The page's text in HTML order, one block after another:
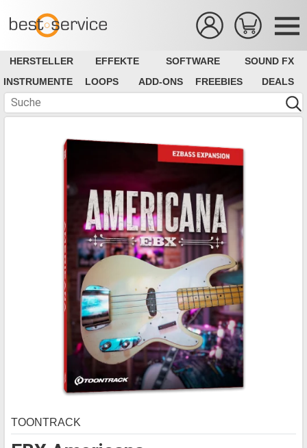
HERSTELLER EFFEKTE SOFTWARE
SOUND FX
INSTRUMENTE
LOOPS ADD-ONS FREEBIES DEALS
TOONTRACK